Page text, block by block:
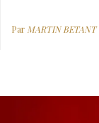
Par MARTIN BETANT